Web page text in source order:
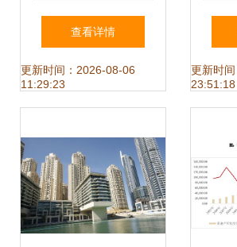
底部震荡，2024年
或将延续筑底行情
查看详情
更新时间：2026-08-06
11:29:23
展
更新时
23:51:18